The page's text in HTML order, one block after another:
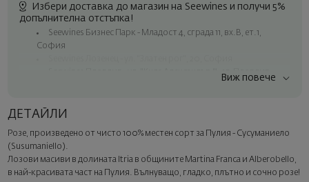
Избери доставка до магазин на Seewines и получи 5%
допълнителна отстъпка!
Seewines Бизнес Парк - Младост 4, сграда 11, вх.В, ет.1,
София
Seewines Пловдив - ул. "Княз Александър I", 45, Пловдив
Куриер на Seewines до адрес в рамките на град София
Изненадайте със стил
Добавете луксозна подаръчна опаковка и персонализирана
картичка с ваше пожелание. Изберете тази опция в
Виж повече
ДЕТАЙЛИ
Розе, произведено от чисто 100% местен сорт за Пулия - Сусуманиело
(Susumaniello).
Лозови масиви в долината Itria в общините Martina Franca и Alberobello,
в най-красивата част на Пулия. Вълнуващо, гладко, плътно и сочно розе!